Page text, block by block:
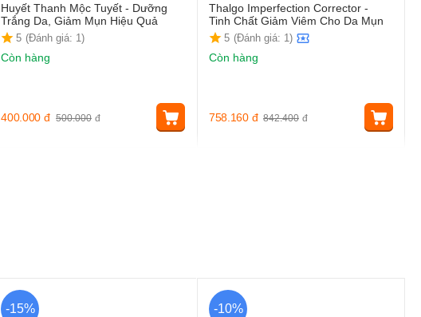
Huyết Thanh Mộc Tuyết - Dưỡng
Trắng Da, Giảm Mụn Hiệu Quả
5 (Đánh giá: 1)
Còn hàng
500.000 đ
400.000 đ
Thalgo Imperfection Corrector -
Tinh Chất Giảm Viêm Cho Da Mụn
5 (Đánh giá: 1)
Còn hàng
842.400 đ
758.160 đ
-15% -10%